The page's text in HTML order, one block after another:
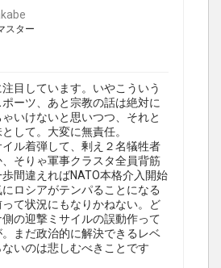
スター
目しています。いやこういう
ーツ、あと宗教の話は絶対に
いけないと思いつつ、それと
して。大変に無責任。
ル着弾して、剰え２名犠牲者
そりゃ軍事クラスタ全員背筋
間違えればNATO本格介入開始
ロシアがテンパることになる
て状況にもなりかねない。ど
の迎撃ミサイルの誤動作って
まだ政治的に解決できるレベ
いのは悲しむべきことです